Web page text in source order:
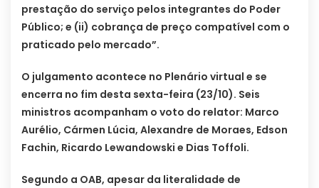
prestação do serviço pelos integrantes do Poder
Público; e (ii) cobrança de preço compatível com o
praticado pelo mercado”.
O julgamento acontece no Plenário virtual e se
encerra no fim desta sexta-feira (23/10). Seis
ministros acompanham o voto do relator: Marco
Aurélio, Cármen Lúcia, Alexandre de Moraes, Edson
Fachin, Ricardo Lewandowski e Dias Toffoli.
Segundo a OAB, apesar da literalidade de